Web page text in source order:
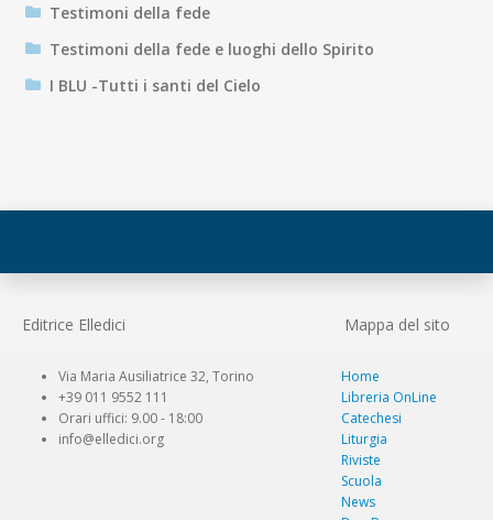
Testimoni della fede
Testimoni della fede e luoghi dello Spirito
I BLU -Tutti i santi del Cielo
Editrice Elledici Mappa del sito
Via Maria Ausiliatrice 32, Torino
+39 011 9552 111
Orari uffici: 9.00 - 18:00
info@elledici.org
Home
Libreria OnLine
Catechesi
Liturgia
Riviste
Scuola
News